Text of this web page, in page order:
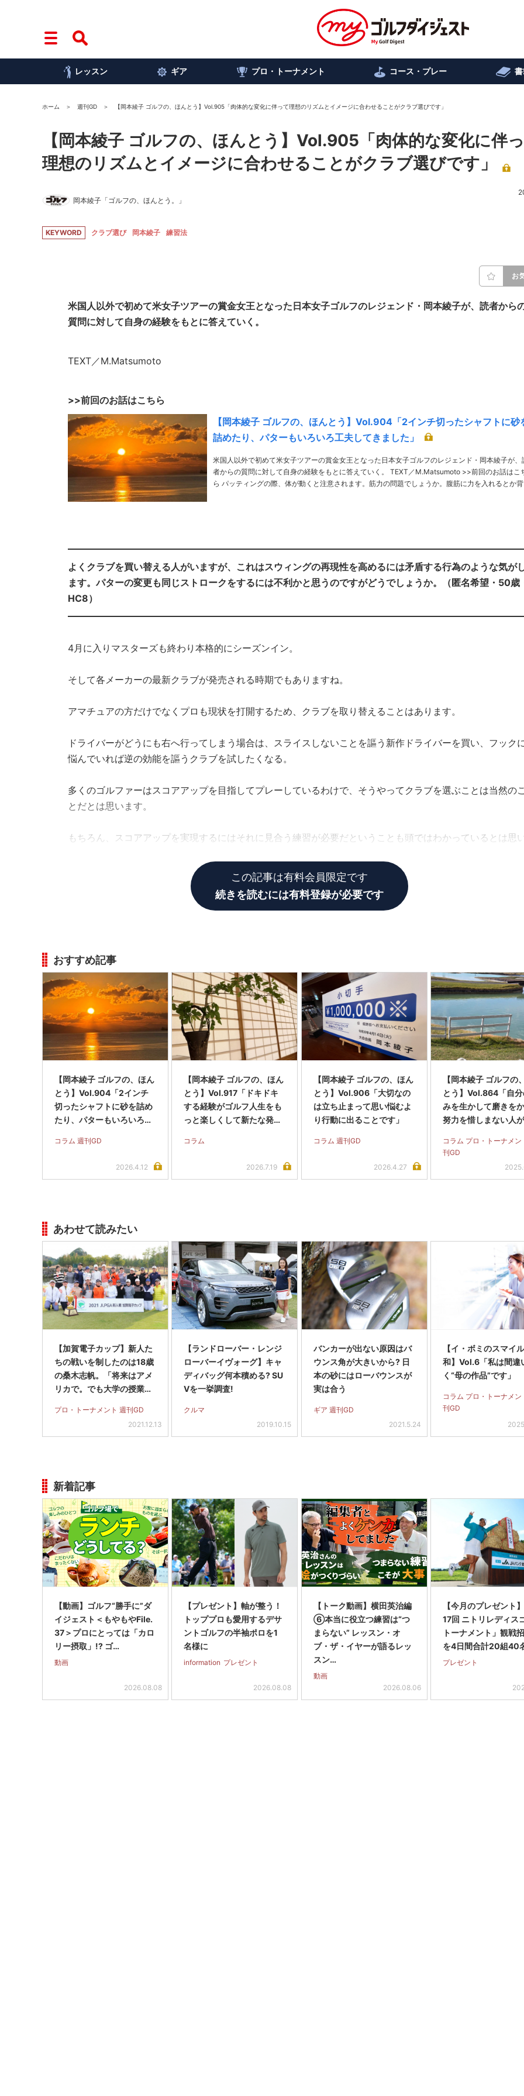
レッスン ギア プロ・トーナメント コース・プレー
ホーム 週刊GD 【岡本綾子 ゴルフの、ほんとう】Vol.905「肉体的な変化に伴って理想のリズムとイメージに合わせることがクラブ選びです」
【岡本綾子 ゴルフの、ほんとう】Vol.905「肉体的な変化に伴
理想のリズムとイメージに合わせることがクラブ選びです」
岡本綾子「ゴルフの、ほんとう。」
KEYWORD クラブ選び 岡本綾子 練習法
お
米国人以外で初めて米女子ツアーの賞金女王となった日本女子ゴルフのレジェンド・岡本綾子が、読者から
質問に対して自身の経験をもとに答えていく。
TEXT／M.Matsumoto
>>前回のお話はこちら
【岡本綾子 ゴルフの、ほんとう】Vol.904「2インチ切ったシャフトに砂
詰めたり、パターもいろいろ工夫してきました」
米国人以外で初めて米女子ツアーの賞金女王となった日本女子ゴルフのレジェンド・岡本綾子が、
者からの質問に対して自身の経験をもとに答えていく。 TEXT／M.Matsumoto >>前回のお話はこち
ら パッティングの際、体が動くと注意されます。筋力の問題でしょうか。腹筋に力を入れるとか背筋
よくクラブを買い替える人がいますが、これはスウィングの再現性を高めるには矛盾する行為のような気が
ます。パターの変更も同じストロークをするには不利かと思うのですがどうでしょうか。（匿名希望・50歳
HC8）
4月に入りマスターズも終わり本格的にシーズンイン。
そして各メーカーの最新クラブが発売される時期でもありますね。
アマチュアの方だけでなくプロも現状を打開するため、クラブを取り替えることはあります。
ドライバーがどうにも右へ行ってしまう場合は、スライスしないことを謳う新作ドライバーを買い、フック
悩んでいれば逆の効能を謳うクラブを試したくなる。
多くのゴルファーはスコアアップを目指してプレーしているわけで、そうやってクラブを選ぶことは当然の
とだとは思います。
もちろん、スコアアップを実現するにはそれに見合う練習が必要だということも頭ではわかっているとは思
この記事は有料会員限定です
続きを読むには有料登録が必要です
おすすめ記事
【岡本綾子 ゴルフの、ほん
とう】Vol.904「2インチ
切ったシャフトに砂を詰め
たり、パターもいろいろ工
コラム 週刊GD
2026.4.12
【岡本綾子 ゴルフの、ほん
とう】Vol.917「ドキドキ
する経験がゴルフ人生をも
っと楽しくして新たな発見
コラム
2026.7.19
【岡本綾子 ゴルフの、ほん
とう】Vol.906「大切なの
は立ち止まって思い悩むよ
り行動に出ることです」
コラム 週刊GD
2026.4.27
【岡本綾子 ゴルフの
とう】Vol.864「自
みを生かして磨きを
努力を惜しまない人
ます」
コラム プロ・トーナメン
刊GD
あわせて読みたい
【加賀電子カップ】新人た
ちの戦いを制したのは18歳
の桑木志帆。「将来はアメ
リカで。でも大学の授業に
プロ・トーナメント 週刊GD
2021.12.13
【ランドローバー・レンジ
ローバーイヴォーグ】キャ
ディバッグ何本積める? SU
Vを一挙調査!
クルマ
2019.10.15
バンカーが出ない原因はバ
ウンス角が大きいから? 日
本の砂にはローバウンスが
実は合う
ギア 週刊GD
2021.5.24
【イ・ボミのスマイ
和】Vol.6「私は間違
く“母の作品”です」
コラム プロ・トーナメン
刊GD
新着記事
【動画】ゴルフ“勝手に”ダ
イジェスト＜もやもやFile.
37＞プロにとっては「カロ
リー摂取」!? ゴ…
動画
2026.08.08
【プレゼント】軸が整う！
トッププロも愛用するデサ
ントゴルフの半袖ポロを1
名様に
information プレゼント
2026.08.08
【トーク動画】横田英治編
⑥本当に役立つ練習は“つ
まらない” レッスン・オ
ブ・ザ・イヤーが語るレッ
スン…
動画
2026.08.06
【今月のプレゼント
17回 ニトリレディス
トーナメント」観戦
を4日間合計20組40
プレゼント